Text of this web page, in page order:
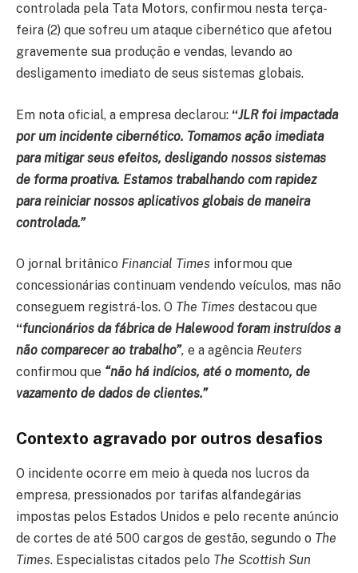
controlada pela Tata Motors, confirmou nesta terça-
feira (2) que sofreu um ataque cibernético que afetou
gravemente sua produção e vendas, levando ao
desligamento imediato de seus sistemas globais.
Em nota oficial, a empresa declarou: “JLR foi impactada
por um incidente cibernético. Tomamos ação imediata
para mitigar seus efeitos, desligando nossos sistemas
de forma proativa. Estamos trabalhando com rapidez
para reiniciar nossos aplicativos globais de maneira
controlada.”
O jornal britânico Financial Times informou que
concessionárias continuam vendendo veículos, mas não
conseguem registrá-los. O The Times destacou que
“funcionários da fábrica de Halewood foram instruídos a
não comparecer ao trabalho”, e a agência Reuters
confirmou que “não há indícios, até o momento, de
vazamento de dados de clientes.”
Contexto agravado por outros desafios
O incidente ocorre em meio à queda nos lucros da
empresa, pressionados por tarifas alfandegárias
impostas pelos Estados Unidos e pelo recente anúncio
de cortes de até 500 cargos de gestão, segundo o The
Times. Especialistas citados pelo The Scottish Sun